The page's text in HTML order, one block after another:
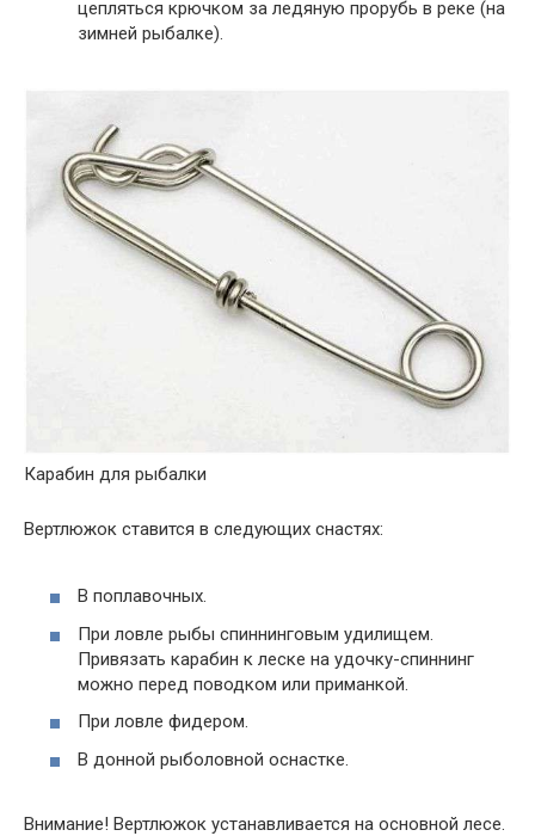
цепляться крючком за ледяную прорубь в реке (на
зимней рыбалке).
Карабин для рыбалки
Вертлюжок ставится в следующих снастях:
В поплавочных.
При ловле рыбы спиннинговым удилищем.
Привязать карабин к леске на удочку-спиннинг
можно перед поводком или приманкой.
При ловле фидером.
В донной рыболовной оснастке.
Внимание! Вертлюжок устанавливается на основной лесе.